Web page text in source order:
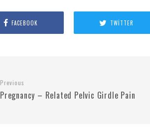
FACEBOOK TWITTER
Previous
Pregnancy – Related Pelvic Girdle Pain